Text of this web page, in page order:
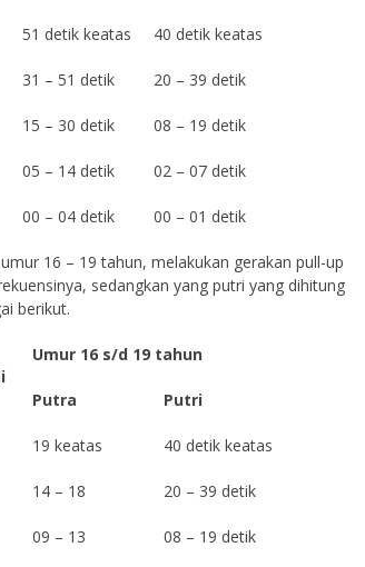
51 detik keatas 40 detik keatas
31 – 51 detik 20 – 39 detik
15 – 30 detik 08 – 19 detik
05 – 14 detik 02 – 07 detik
00 – 04 detik 00 – 01 detik
16 – 19 tahun, melakukan gerakan pull-up
sedangkan yang putri yang dihitung
berikut.
Umur 16 s/d 19 tahun
Putra Putri
19 keatas 40 detik keatas
14 – 18 20 – 39 detik
09 – 13 08 – 19 detik